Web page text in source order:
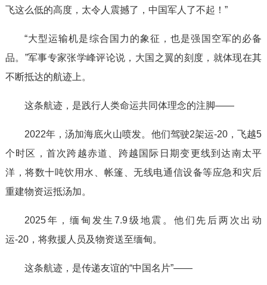
飞这么低的高度，太令人震撼了，中国军人了不起！”
“大型运输机是综合国力的象征，也是强国空军的必备
品。”军事专家张学峰评论说，大国之翼的刻度，就体现在其
不断抵达的航迹上。
这条航迹，是践行人类命运共同体理念的注脚——
2022年，汤加海底火山喷发。他们驾驶2架运-20，飞越5
个时区，首次跨越赤道、跨越国际日期变更线到达南太平
洋，将数十吨饮用水、帐篷、无线电通信设备等应急和灾后
重建物资运抵汤加。
2025年，缅甸发生7.9级地震。他们先后两次出动
运-20，将救援人员及物资送至缅甸。
这条航迹，是传递友谊的“中国名片”——